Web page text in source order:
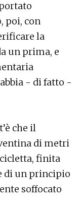
poi, con
la
un prima, e
- di fatto -
che il
di metri
finita
di un principio
soffocato